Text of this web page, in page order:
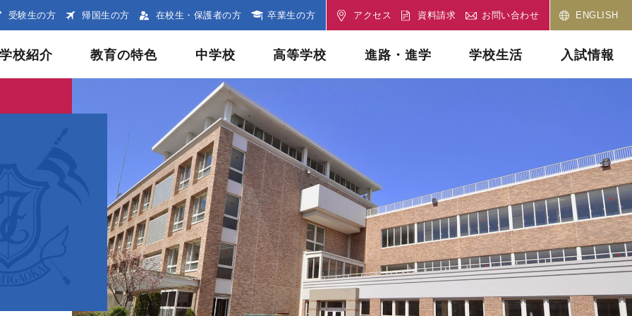
受験生の方 帰国生の方 在校生・保護者の方 卒業生の方 アクセス 資料請求 お問い合わせ ENGLISH
校紹介 教育の特色 中学校 高等学校 進路・進学 学校生活 入試情報